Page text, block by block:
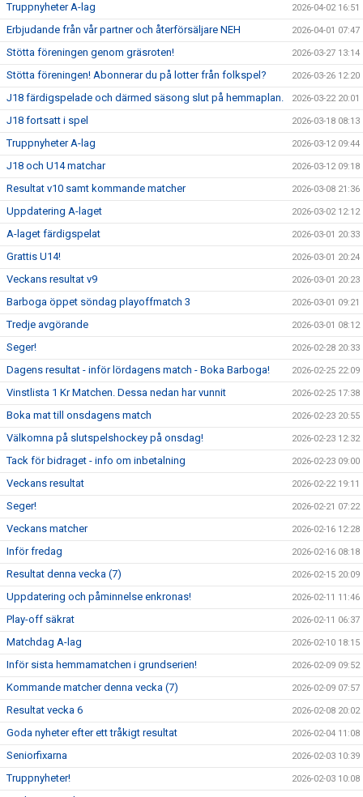
Truppnyheter A-lag 2026-04-02 16:51
Erbjudande från vår partner och återförsäljare NEH 2026-04-01 07:47
Stötta föreningen genom gräsroten! 2026-03-27 13:14
Stötta föreningen! Abonnerar du på lotter från folkspel? 2026-03-26 12:20
J18 färdigspelade och därmed säsong slut på hemmaplan. 2026-03-22 20:01
J18 fortsatt i spel 2026-03-18 08:13
Truppnyheter A-lag 2026-03-12 09:44
J18 och U14 matchar 2026-03-12 09:18
Resultat v10 samt kommande matcher 2026-03-08 21:36
Uppdatering A-laget 2026-03-02 12:12
A-laget färdigspelat 2026-03-01 20:33
Grattis U14! 2026-03-01 20:24
Veckans resultat v9 2026-03-01 20:23
Barboga öppet söndag playoffmatch 3 2026-03-01 09:21
Tredje avgörande 2026-03-01 08:12
Seger! 2026-02-28 20:33
Dagens resultat - inför lördagens match - Boka Barboga! 2026-02-25 22:09
Vinstlista 1 Kr Matchen. Dessa nedan har vunnit 2026-02-25 17:38
Boka mat till onsdagens match 2026-02-23 20:55
Välkomna på slutspelshockey på onsdag! 2026-02-23 12:32
Tack för bidraget - info om inbetalning 2026-02-23 09:00
Veckans resultat 2026-02-22 19:11
Seger! 2026-02-21 07:22
Veckans matcher 2026-02-16 12:28
Inför fredag 2026-02-16 08:18
Resultat denna vecka (7) 2026-02-15 20:09
Uppdatering och påminnelse enkronas! 2026-02-11 11:46
Play-off säkrat 2026-02-11 06:37
Matchdag A-lag 2026-02-10 18:15
Inför sista hemmamatchen i grundserien! 2026-02-09 09:52
Kommande matcher denna vecka (7) 2026-02-09 07:57
Resultat vecka 6 2026-02-08 20:02
Goda nyheter efter ett tråkigt resultat 2026-02-04 11:08
Seniorfixarna 2026-02-03 10:39
Truppnyheter! 2026-02-03 10:08